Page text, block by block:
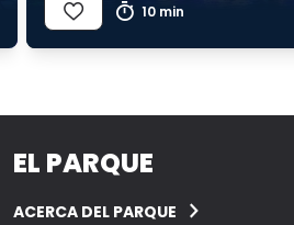
10 min
EL PARQUE
ACERCA DEL PARQUE